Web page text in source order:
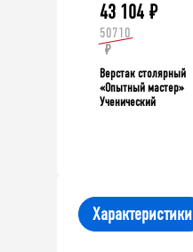
43 104 ₽
50710
₽
Верстак столярный
«Опытный мастер»
Ученический
Характеристики